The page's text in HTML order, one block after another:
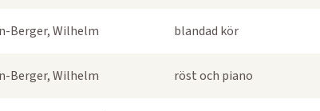
Berger, Wilhelm blandad kör
Berger, Wilhelm röst och piano